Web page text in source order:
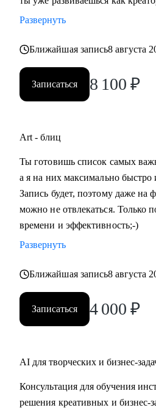
Развернуть
Ближайшая запись8 августа
Записаться 8 100 ₽
Art - блиц
Ты готовишь список самых
а я на них максимально быстро
Запись будет, поэтому даже на
можно не отвлекаться. Только
времени и эффективность;-)
Развернуть
Ближайшая запись8 августа
Записаться 4 000 ₽
AI для творческих и бизнес-
Консультация для обучения
решения креативных и бизнес-